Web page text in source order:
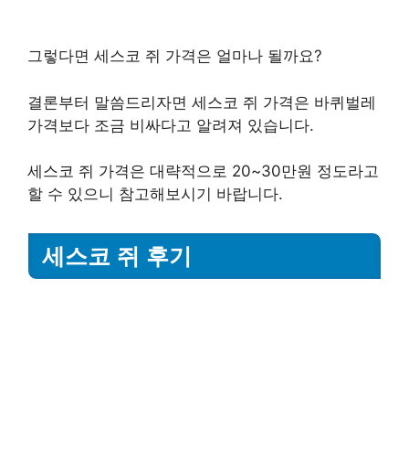
그렇다면 세스코 쥐 가격은 얼마나 될까요?
결론부터 말씀드리자면 세스코 쥐 가격은 바퀴벌레
가격보다 조금 비싸다고 알려져 있습니다.
세스코 쥐 가격은 대략적으로 20~30만원 정도라고
할 수 있으니 참고해보시기 바랍니다.
세스코 쥐 후기